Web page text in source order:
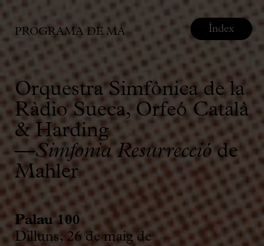
PROGRAMA DE MÀ
Orquestra Simfònica de la
Ràdio Sueca, Orfeó Català
& Harding
—Simfonia Resurreccióde
Mahler
Palau 100
Dilluns, 26 de maig de
Índex